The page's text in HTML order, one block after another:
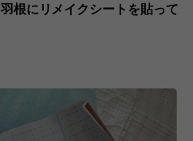
羽根にリメイクシートを貼って